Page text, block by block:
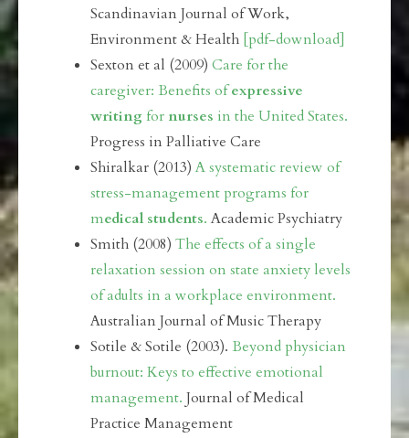
Scandinavian Journal of Work,
Environment & Health [pdf-download]
Sexton et al (2009) Care for the
caregiver: Benefits ofexpressive
writing for nurses in the United States.
Progress in Palliative Care
Shiralkar (2013) A systematic review of
stress-management programs for
medical students. Academic Psychiatry
Smith (2008) The effects of a single
relaxation session on state anxiety levels
of adults in a workplace environment.
Australian Journal of Music Therapy
Sotile & Sotile (2003). Beyond physician
burnout: Keys to effective emotional
management. Journal of Medical
Practice Management